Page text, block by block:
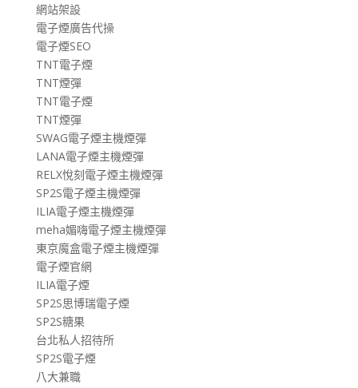
網站架設
電子煙廣告代操
電子煙SEO
TNT電子煙
TNT煙彈
TNT電子煙
TNT煙彈
SWAG電子煙主機煙彈
LANA電子煙主機煙彈
RELX悅刻電子煙主機煙彈
SP2S電子煙主機煙彈
ILIA電子煙主機煙彈
meha媚嗨電子煙主機煙彈
東京魔盒電子煙主機煙彈
電子煙官網
ILIA電子煙
SP2S思博瑞電子煙
SP2S糖果
台北私人招待所
SP2S電子煙
八大兼職